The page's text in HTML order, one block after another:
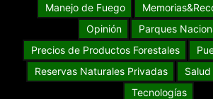
Manejo de Fuego
Opinión
Parques
Precios de Productos Forestales
Reservas Naturales Privadas
Salud
Tecnologías